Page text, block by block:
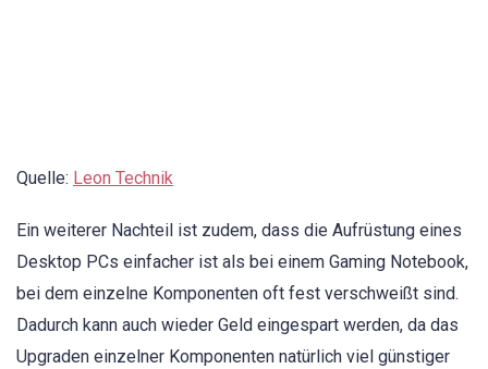
Quelle: Leon Technik
Ein weiterer Nachteil ist zudem, dass die Aufrüstung eines
Desktop PCs einfacher ist als bei einem Gaming Notebook,
bei dem einzelne Komponenten oft fest verschweißt sind.
Dadurch kann auch wieder Geld eingespart werden, da das
Upgraden einzelner Komponenten natürlich viel günstiger